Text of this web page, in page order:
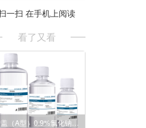
一扫 在手机上阅读
看了又看
拧盖（A型）0.9%氯化钠盐水清洗液（100/250/500ml）